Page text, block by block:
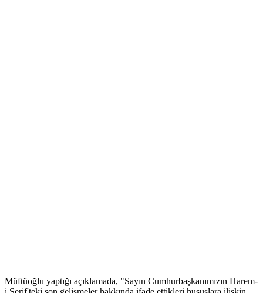
Müftüoğlu yaptığı açıklamada, "Sayın Cumhurbaşkanımızın Harem-